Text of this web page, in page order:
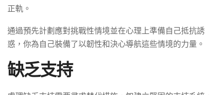
正軌。
通過預先計劃應對挑戰性情境並在心理上準備自己抵抗誘
惑，你為自己裝備了以韌性和決心導航這些情境的力量。
缺乏支持